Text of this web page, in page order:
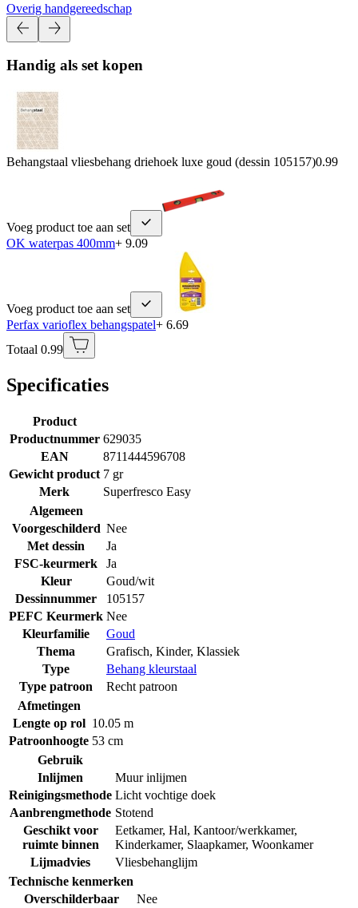
Overig handgereedschap
Handig als set kopen
Behangstaal vliesbehang driehoek luxe goud (dessin 105157)0.99
Voeg product toe aan set
OK waterpas 400mm+ 9.09
Voeg product toe aan set
Perfax varioflex behangspatel+ 6.69
Totaal 0.99
Specificaties
Product
Productnummer 629035
EAN
8711444596708
Gewicht product 7 gr
Merk
Superfresco Easy
Algemeen
Voorgeschilderd Nee
Met dessin
Ja
FSC-keurmerk
Ja
Kleur
Goud/wit
Dessinnummer
105157
PEFC Keurmerk Nee
Kleurfamilie
Goud
Thema
Grafisch, Kinder, Klassiek
Type
Behang kleurstaal
Type patroon
Recht patroon
Afmetingen
Lengte op rol 10.05 m
Patroonhoogte 53 cm
Gebruik
Inlijmen
Muur inlijmen
Reinigingsmethode Licht vochtige doek
Aanbrengmethode Stotend
Geschikt voor
ruimte binnen
Eetkamer, Hal, Kantoor/werkkamer,
Kinderkamer, Slaapkamer, Woonkamer
Lijmadvies
Vliesbehanglijm
Technische kenmerken
Overschilderbaar
Nee